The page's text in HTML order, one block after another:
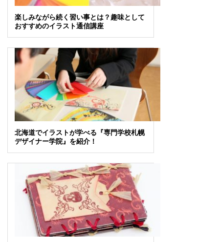
楽しみながら続く習い事とは？趣味として
おすすめのイラスト通信講座
北海道でイラストが学べる『専門学校札幌
デザイナー学院』を紹介！